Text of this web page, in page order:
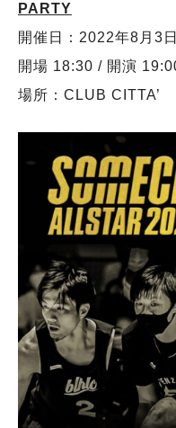
PARTY
開催日：2022年8月3日
開場 18:30 / 開演
場所：CLUB CITTA’